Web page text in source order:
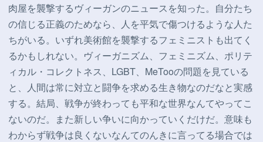
肉屋を襲撃するヴィーガンのニュースを知った。自分たち
の信じる正義のためなら、人を平気で傷つけるような人た
ちがいる。いずれ美術館を襲撃するフェミニストも出てく
るかもしれない。ヴィーガニズム、フェミニズム、ポリテ
ィカル・コレクトネス、LGBT、MeTooの問題を見ている
と、人間は常に対立と闘争を求める生き物なのだなと実感
する。結局、戦争が終わっても平和な世界なんてやってこ
ないのだ。また新しい争いに向かっていくだけだ。意味も
わからず戦争は良くないなんてのんきに言ってる場合では